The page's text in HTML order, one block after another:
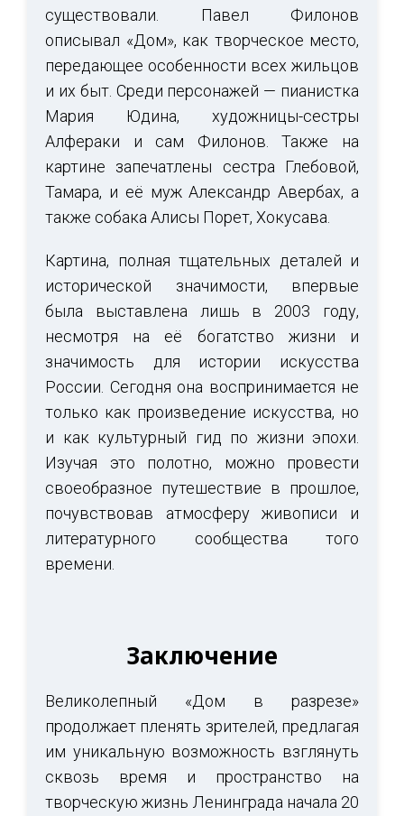
существовали. Павел Филонов
описывал «Дом», как творческое место,
передающее особенности всех жильцов
и их быт. Среди персонажей — пианистка
Мария Юдина, художницы-сестры
Алфераки и сам Филонов. Также на
картине запечатлены сестра Глебовой,
Тамара, и её муж Александр Авербах, а
также собака Алисы Порет, Хокусава.
Картина, полная тщательных деталей и
исторической значимости, впервые
была выставлена лишь в 2003 году,
несмотря на её богатство жизни и
значимость для истории искусства
России. Сегодня она воспринимается не
только как произведение искусства, но
и как культурный гид по жизни эпохи.
Изучая это полотно, можно провести
своеобразное путешествие в прошлое,
почувствовав атмосферу живописи и
литературного сообщества того
времени.
Заключение
Великолепный «Дом в разрезе»
продолжает пленять зрителей, предлагая
им уникальную возможность взглянуть
сквозь время и пространство на
творческую жизнь Ленинграда начала 20